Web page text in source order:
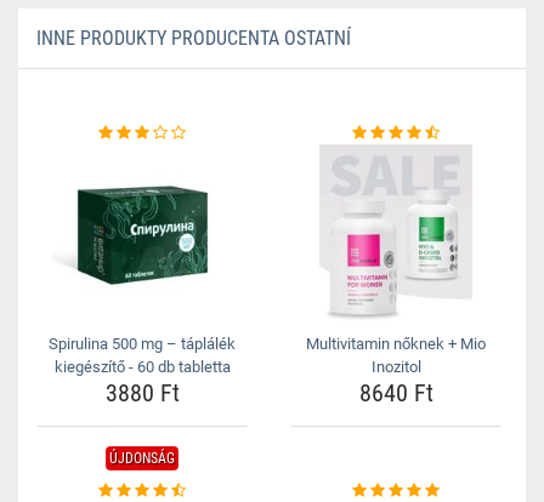
INNE PRODUKTY PRODUCENTA OSTATNÍ
Spirulina 500 mg – táplálék
kiegészítő - 60 db tabletta
3880 Ft
Multivitamin nőknek + Mio
Inozitol
8640 Ft
ÚJDONSÁG